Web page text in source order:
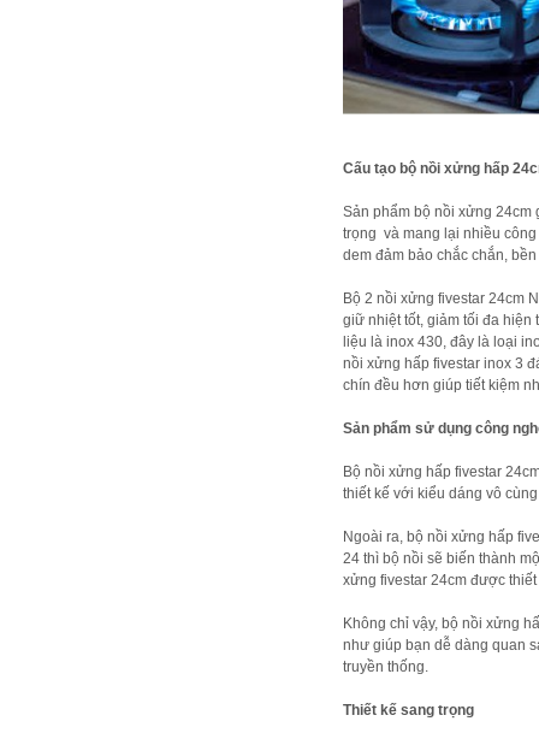
Cấu tạo bộ nồi xửng hấp
Sản phẩm bộ nồi xửng 24cm
trọng và mang lại nhiều
dem đảm bảo chắc chắn,
Bộ 2 nồi xửng fivestar 24cm
giữ nhiệt tốt, giảm tối đa
liệu là inox 430, đây là loại
nồi xửng hấp fivestar inox 3
chín đều hơn giúp tiết kiệm
Sản phẩm sử dụng công
Bộ nồi xửng hấp fivestar
thiết kế với kiểu dáng vô
Ngoài ra, bộ nồi xửng hấp
24 thì bộ nồi sẽ biến thành
xửng fivestar 24cm được
Không chỉ vậy, bộ nồi xửng
như giúp bạn dễ dàng quan
truyền thống.
Thiết kế sang trọng